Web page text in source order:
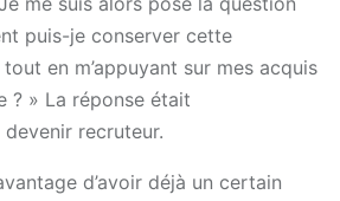
puis-je conserver cette
en m’appuyant sur mes acquis
? » La réponse était
recruteur.
d’avoir déjà un certain